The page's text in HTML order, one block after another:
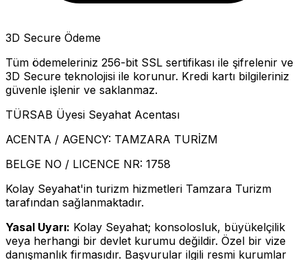
3D Secure Ödeme
Tüm ödemeleriniz 256-bit SSL sertifikası ile şifrelenir ve
3D Secure teknolojisi ile korunur. Kredi kartı bilgileriniz
güvenle işlenir ve saklanmaz.
TÜRSAB Üyesi Seyahat Acentası
ACENTA / AGENCY: TAMZARA TURİZM
BELGE NO / LICENCE NR: 1758
Kolay Seyahat'in turizm hizmetleri Tamzara Turizm
tarafından sağlanmaktadır.
Yasal Uyarı: Kolay Seyahat; konsolosluk, büyükelçilik
veya herhangi bir devlet kurumu değildir. Özel bir vize
danışmanlık firmasıdır. Başvurular ilgili resmi kurumlar